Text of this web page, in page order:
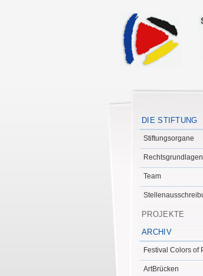
DIE STIFTUNG
Stiftungsorgane
Rechtsgrundlagen
Team
PROJEKTE
ARCHIV
Festival Colors of
ArtBrücken